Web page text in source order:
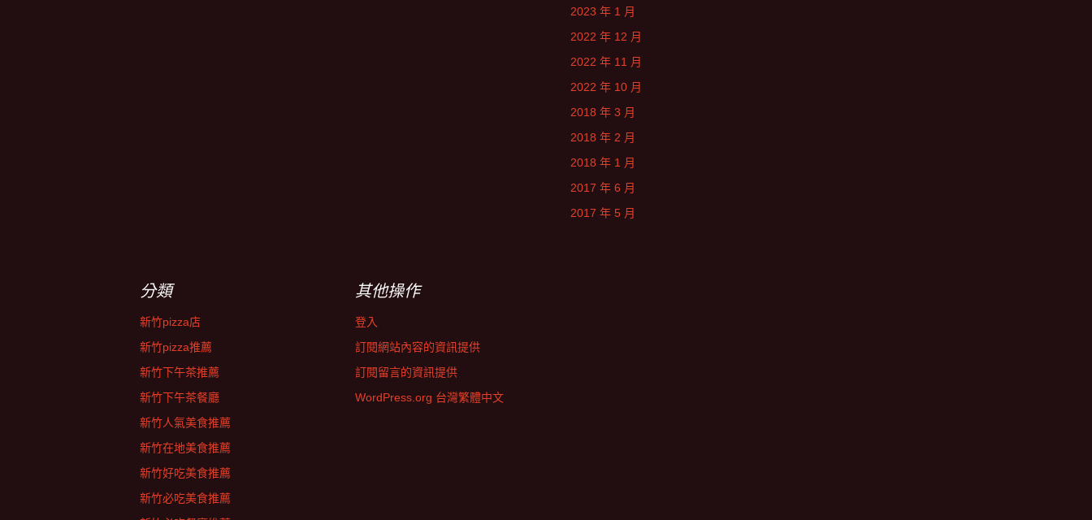
2023 年 1 月
2022 年 12 月
2022 年 11 月
2022 年 10 月
2018 年 3 月
2018 年 2 月
2018 年 1 月
2017 年 6 月
2017 年 5 月
分類
新竹pizza店
新竹pizza推薦
新竹下午茶推薦
新竹下午茶餐廳
新竹人氣美食推薦
新竹在地美食推薦
新竹好吃美食推薦
新竹必吃美食推薦
其他操作
登入
訂閱網站內容的資訊提供
訂閱留言的資訊提供
WordPress.org 台灣繁體中文